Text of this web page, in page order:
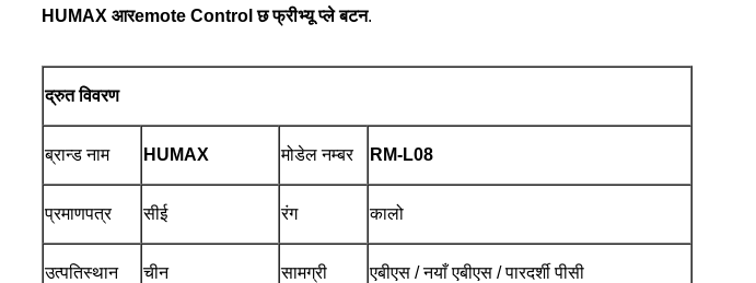
HUMAX आरemote Control छफ्रीभ्यू प्ले बटन.
द्रुत विवरण
ब्रान्ड नाम HUMAX मोडेल नम्बर RM-L08
प्रमाणपत्र सीई रंग कालो
उत्पतिस्थान चीन सामग्री एबीएस / नयाँ एबीएस / पारदर्शी पीसी